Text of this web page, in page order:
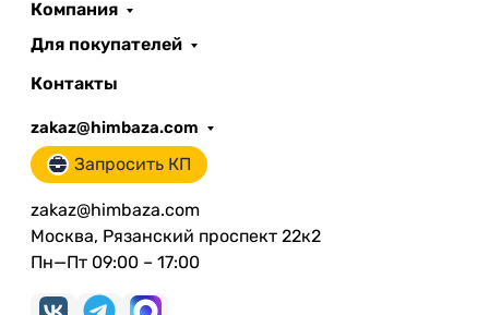
Компания
Для покупателей
Контакты
zakaz@himbaza.com
Запросить КП
zakaz@himbaza.com
Москва, Рязанский проспект 22к2
Пн—Пт 09:00 – 17:00